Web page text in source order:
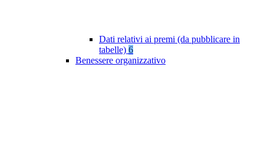
Dati relativi ai premi (da pubblicare in
tabelle) 6
Benessere organizzativo